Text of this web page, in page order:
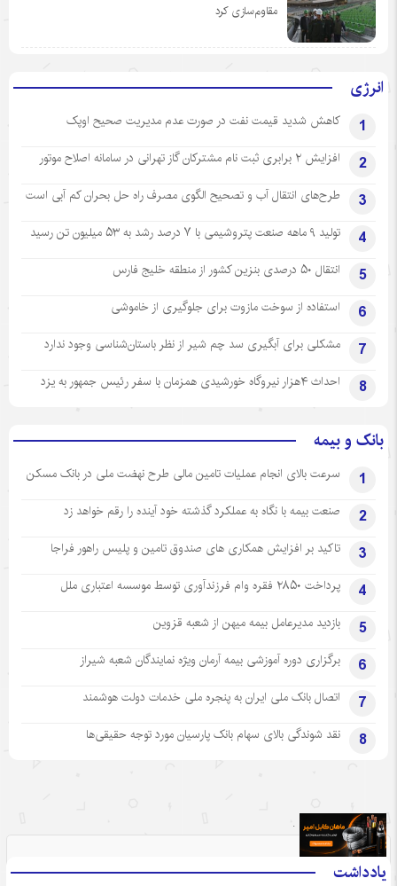
مقاوم‌سازی کرد
انرژی
1 کاهش شدید قیمت نفت در صورت عدم مدیریت صحیح اوپک
2 افزایش ۲ برابری ثبت نام مشترکان گاز تهرانی‌ در سامانه اصلاح موتور
3 طرح‌های انتقال آب و تصحیح الگوی مصرف راه حل بحران کم آبی است
4 تولید ۹ ماهه صنعت پتروشیمی با ۷ درصد رشد به ۵۳ میلیون تن رسید
5 انتقال ۵۰ درصدی بنزین کشور از منطقه خلیج فارس
6 استفاده از سوخت مازوت برای جلوگیری از خاموشی
7 مشکلی برای آبگیری سد چم شیر از نظر باستان‌شناسی وجود ندارد
8 احداث ۴هزار نیروگاه خورشیدی همزمان با سفر رئیس جمهور به یزد
بانک و بیمه
1 سرعت بالای انجام عملیات تامین مالی طرح نهضت ملی در بانک مسکن
2 صنعت بیمه با نگاه به عملکرد گذشته خود آینده را رقم خواهد زد
3 تاکید بر افزایش همکاری های صندوق تامین و پلیس راهور فراجا
4 پرداخت ۲۸۵۰ فقره وام فرزندآوری توسط موسسه اعتباری ملل
5 بازدید مدیرعامل بیمه میهن از شعبه قزوین
6 برگزاری دوره آموزشی بیمه آرمان ویژه نمایندگان شعبه شیراز
7 اتصال بانک ملی ایران به پنجره ملی خدمات دولت هوشمند
8 نقد شوندگی بالای سهام بانک پارسیان مورد توجه حقیقی‌ها
یادداشت
.